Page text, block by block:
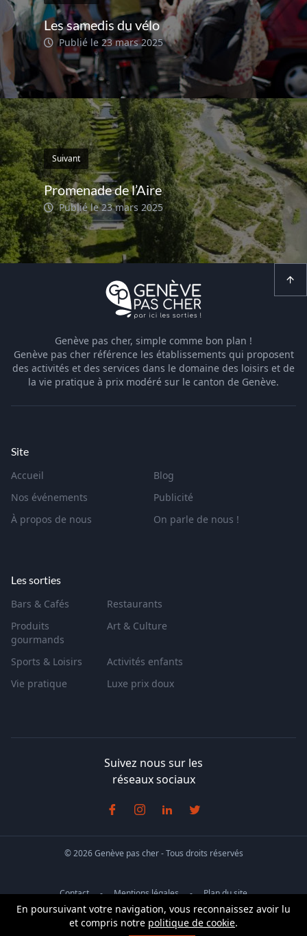
Les samedis du vélo
Publié le 23 mars 2025
Suivant
Promenade de l’Aire
Publié le 23 mars 2025
Genève pas cher, simple comme bon plan !
Genève pas cher référence les établissements qui proposent
des activités et des services dans le domaine des loisirs et de
la vie pratique à prix modéré sur le canton de Genève.
Site
Accueil
Blog
Nos événements
Publicité
À propos de nous
On parle de nous !
Les sorties
Bars & Cafés
Restaurants
Produits
gourmands
Art & Culture
Sports & Loisirs
Activités enfants
Vie pratique
Luxe prix doux
Suivez nous sur les
réseaux sociaux
© 2026 Genève pas cher - Tous droits réservés
Contact Mentions légales
Plan du site
Conditions générales de vente
En poursuivant votre navigation, vous reconnaissez avoir lu
et compris notre politique de cookie.